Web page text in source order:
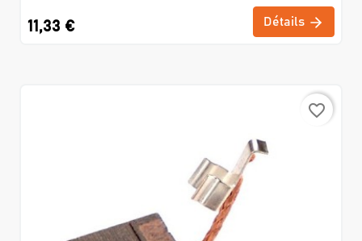
11,33 € Détails
favorite_border